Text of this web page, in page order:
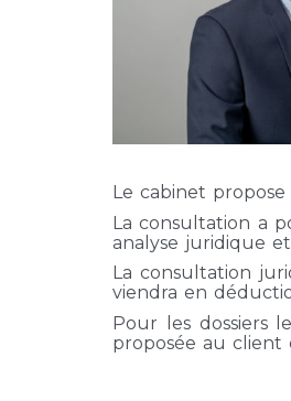
Le cabinet
La consultation a
analyse juridique
La consultation
viendra en
Pour les dossiers
proposée au client